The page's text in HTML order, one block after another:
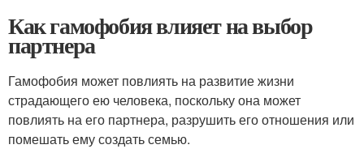
Как гамофобия влияет на выбор
партнера
Гамофобия может повлиять на развитие жизни
страдающего ею человека, поскольку она может
повлиять на его партнера, разрушить его отношения или
помешать ему создать семью.